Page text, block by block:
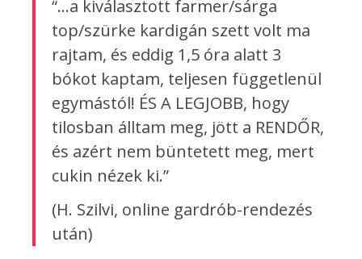
“…a kiválasztott farmer/sárga
top/szürke kardigán szett volt ma
rajtam, és eddig 1,5 óra alatt 3
bókot kaptam, teljesen függetlenül
egymástól! ÉS A LEGJOBB, hogy
tilosban álltam meg, jött a RENDŐR,
és azért nem büntetett meg, mert
cukin nézek ki.”
(H. Szilvi, online gardrób-rendezés
után)